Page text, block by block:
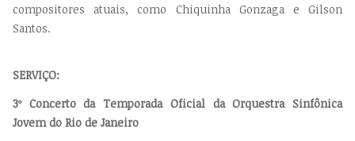
compositores atuais, como Chiquinha Gonzaga e Gilson
Santos.
SERVIÇO:
3º Concerto da Temporada Oficial da Orquestra Sinfônica
Jovem do Rio de Janeiro